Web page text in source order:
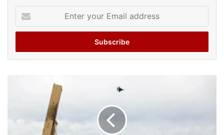
your
Email